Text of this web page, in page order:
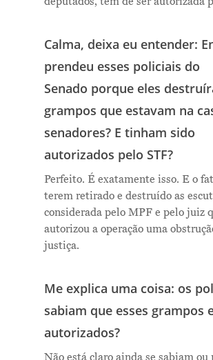
Calma, deixa eu entender:
prendeu esses policiais do
Senado porque eles
grampos que estavam na
senadores? E tinham sido
autorizados pelo STF?
Perfeito. É exatamente isso. E o
terem retirado e destruído as
considerada pelo MPF e pelo juiz
autorizou a operação uma
justiça.
Me explica uma coisa: os
sabiam que esses grampos
autorizados?
Não está claro ainda se sabiam ou